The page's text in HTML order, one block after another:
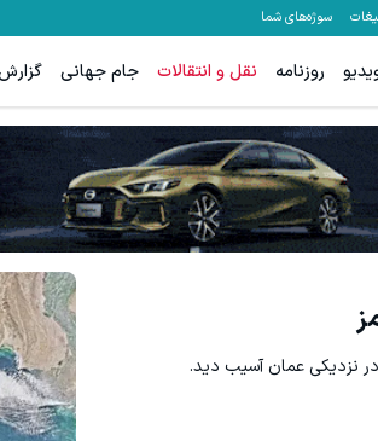
سوژه‌های شما
روزنامه نقل و انتقالات جام جهانی
نزدیکی عمان آسیب دید.